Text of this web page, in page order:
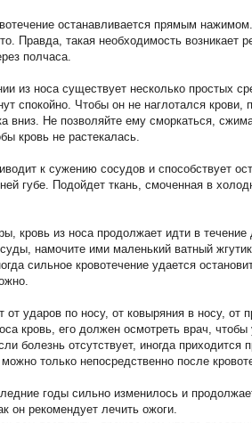
останавливается прямым
Правда, такая необходимость возникает
полчаса.
из носа существует несколько простых
спокойно. Чтобы он не наглотался
вниз. Не позволяйте ему сморкаться,
кровь не растекалась.
к сужению сосудов и способствует
губе. Подойдет ткань, смоченная в
кровь из носа продолжает идти в
намочите ими маленький ватный
сильное кровотечение удается
от ударов по носу, от ковыряния в носу, от
кровь, его должен осмотреть врач, чтобы
болезнь отсутствует, иногда приходится
только непосредственно после
годы сильно изменилось и
он рекомендует лечить ожоги.